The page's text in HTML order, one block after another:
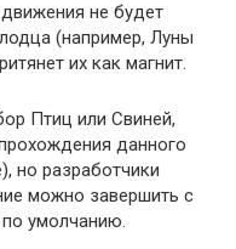
не будет
(например, Луны
их как магнит.
Птиц или Свиней,
данного
но разработчики
можно завершить с
умолчанию.